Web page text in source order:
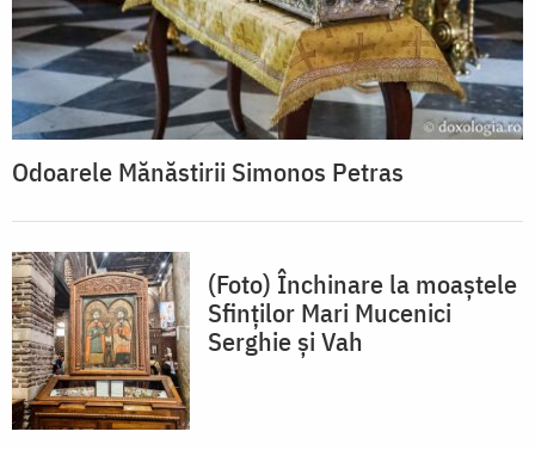
Odoarele Mănăstirii Simonos Petras
(Foto) Închinare la moaștele
Sfinților Mari Mucenici
Serghie și Vah